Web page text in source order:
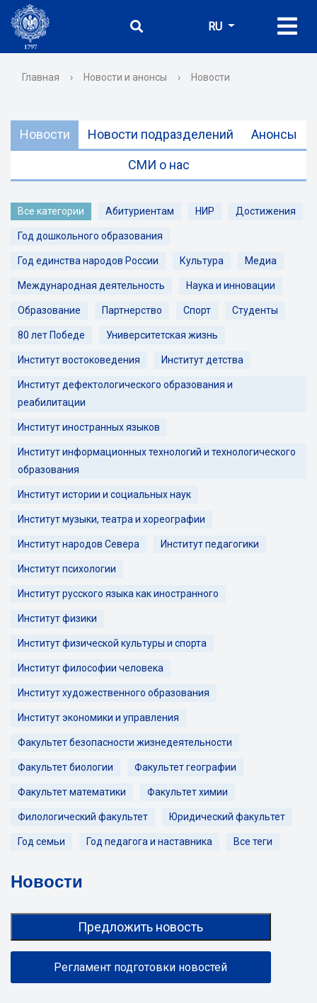
RU
Главная › Новости и анонсы › Новости
Новости Новости подразделений Анонсы
СМИ о нас
Все категории Абитуриентам НИР Достижения
Год дошкольного образования
Год единства народов России Культура Медиа
Международная деятельность Наука и инновации
Образование Партнерство Спорт Студенты
80 лет Победе Университетская жизнь
Институт востоковедения Институт детства
Институт дефектологического образования и
реабилитации
Институт иностранных языков
Институт информационных технологий и технологического
образования
Институт истории и социальных наук
Институт музыки, театра и хореографии
Институт народов Севера Институт педагогики
Институт психологии
Институт русского языка как иностранного
Институт физики
Институт физической культуры и спорта
Институт философии человека
Институт художественного образования
Институт экономики и управления
Факультет безопасности жизнедеятельности
Факультет биологии Факультет географии
Факультет математики Факультет химии
Филологический факультет Юридический факультет
Год семьи Год педагога и наставника Все теги
Новости
Предложить новость
Регламент подготовки новостей